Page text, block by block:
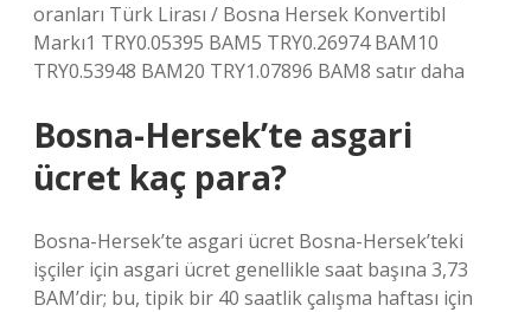
oranları Türk Lirası / Bosna Hersek Konvertibl
Markı1 TRY0.05395 BAM5 TRY0.26974 BAM10
TRY0.53948 BAM20 TRY1.07896 BAM8 satır daha
Bosna-Hersek’te asgari
ücret kaç para?
Bosna-Hersek’te asgari ücret Bosna-Hersek’teki
işçiler için asgari ücret genellikle saat başına 3,73
BAM’dir; bu, tipik bir 40 saatlik çalışma haftası için